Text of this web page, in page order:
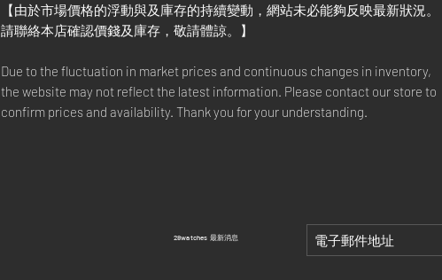
【由於市場價格的浮動與及庫存的持續變動，網站未必能夠反映最新狀況。
請聯絡本店確認價錢及庫存，敬請體諒。】
Due to the fluctuation in market prices and continuous changes in inventory,
the website may not reflect the latest information. Please contact our store to
confirm prices and availability. Thank you for your understanding.
​28watches 最新消息